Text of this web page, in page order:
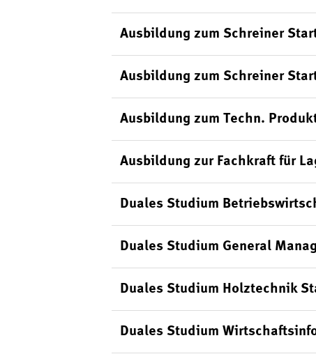
Ausbildung zum Schreiner
Ausbildung zum Schreiner
Ausbildung zum Techn.
Ausbildung zur Fachkraft für
Duales Studium
Duales Studium General
Duales Studium Holztechnik
Duales Studium